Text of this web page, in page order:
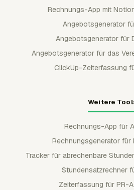
Rechnungs-App mit
Angebotsgenerator
Angebotsgenerator für
Angebotsgenerator für das
ClickUp-Zeiterfassung
Weitere
Rechnungs-App für
Rechnungsgenerator für
Tracker für abrechenbare
Stundensatzrechner
Zeiterfassung für PR-